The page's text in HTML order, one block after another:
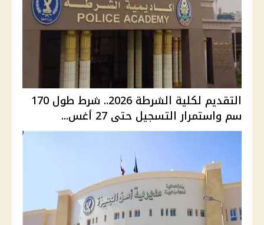
التقديم لكلية الشرطة 2026.. شرط طول 170
سم واستمرار التسجيل حتى 27 أغس...